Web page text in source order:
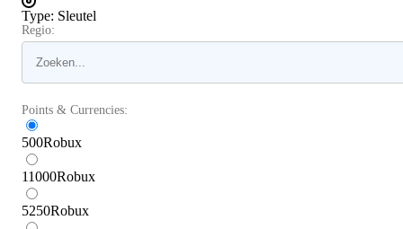
Type: Sleutel
Regio:
Points & Currencies:
500Robux
11000Robux
5250Robux